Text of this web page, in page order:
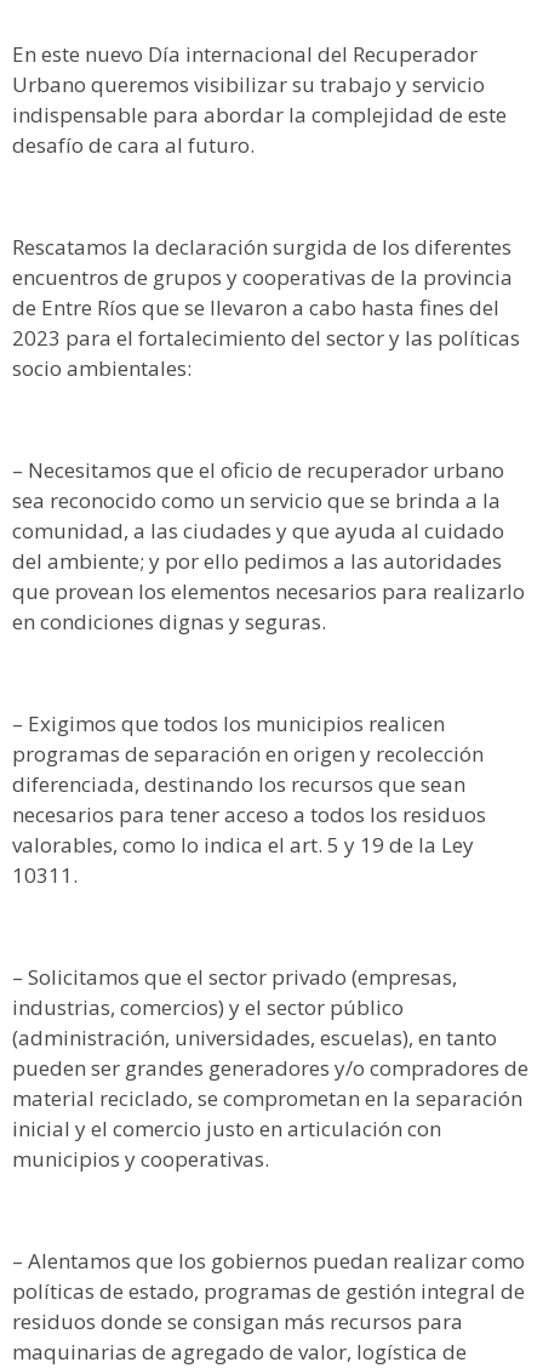
En este nuevo Día internacional del Recuperador
Urbano queremos visibilizar su trabajo y servicio
indispensable para abordar la complejidad de este
desafío de cara al futuro.
Rescatamos la declaración surgida de los diferentes
encuentros de grupos y cooperativas de la provincia
de Entre Ríos que se llevaron a cabo hasta fines del
2023 para el fortalecimiento del sector y las políticas
socio ambientales:
– Necesitamos que el oficio de recuperador urbano
sea reconocido como un servicio que se brinda a la
comunidad, a las ciudades y que ayuda al cuidado
del ambiente; y por ello pedimos a las autoridades
que provean los elementos necesarios para realizarlo
en condiciones dignas y seguras.
– Exigimos que todos los municipios realicen
programas de separación en origen y recolección
diferenciada, destinando los recursos que sean
necesarios para tener acceso a todos los residuos
valorables, como lo indica el art. 5 y 19 de la Ley
10311.
– Solicitamos que el sector privado (empresas,
industrias, comercios) y el sector público
(administración, universidades, escuelas), en tanto
pueden ser grandes generadores y/o compradores de
material reciclado, se comprometan en la separación
inicial y el comercio justo en articulación con
municipios y cooperativas.
– Alentamos que los gobiernos puedan realizar como
políticas de estado, programas de gestión integral de
residuos donde se consigan más recursos para
maquinarias de agregado de valor, logística de